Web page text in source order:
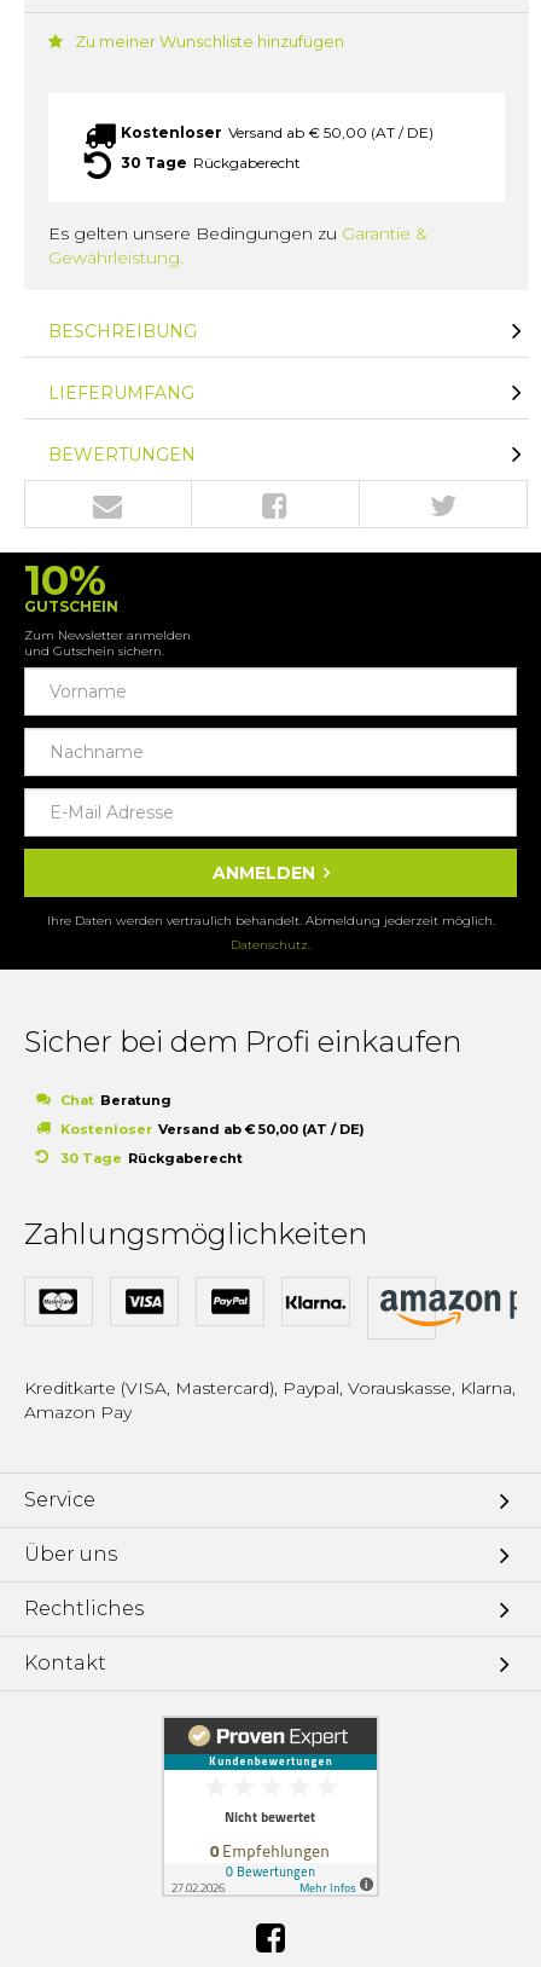
Zu meiner Wunschliste hinzufügen
Kostenloser Versand ab € 50,00 (AT / DE)
30 Tage Rückgaberecht
Es gelten unsere Bedingungen zu Garantie &
Gewährleistung.
BESCHREIBUNG
LIEFERUMFANG
BEWERTUNGEN
10%
GUTSCHEIN
Zum Newsletter anmelden
und Gutschein sichern.
ANMELDEN
Ihre Daten werden vertraulich behandelt. Abmeldung jederzeit möglich.
Datenschutz.
Sicher bei dem Profi einkaufen
Chat Beratung
Kostenloser Versand ab € 50,00 (AT / DE)
30 Tage Rückgaberecht
Zahlungsmöglichkeiten
Kreditkarte (VISA, Mastercard), Paypal, Vorauskasse, Klarna,
Amazon Pay
Service
Über uns
Rechtliches
Kontakt